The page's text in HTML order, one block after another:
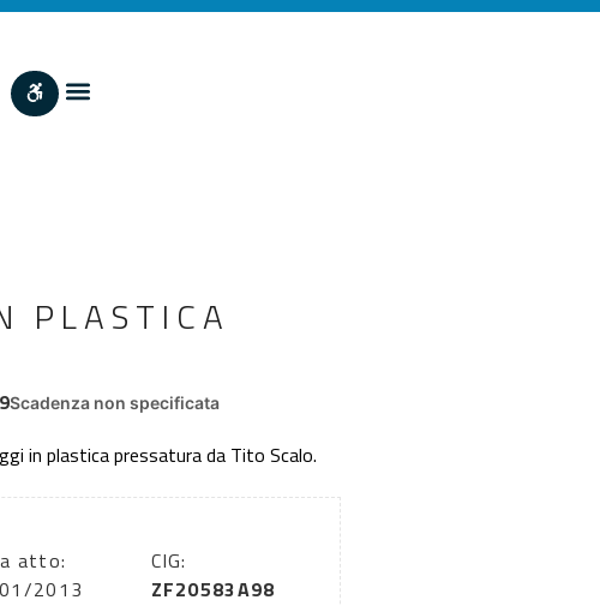
PLASTICA
Scadenza non specificata
in plastica pressatura da Tito Scalo.
atto:
2013
CIG:
ZF20583A98